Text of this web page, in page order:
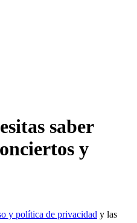
saber
y
y política de privacidad y las